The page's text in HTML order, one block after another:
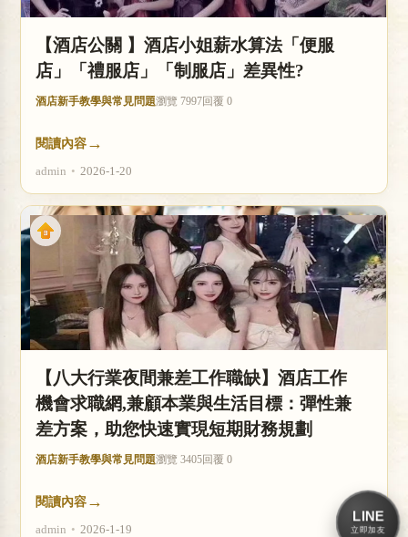
【酒店公關 】酒店小姐薪水算法「便服
店」「禮服店」「制服店」差異性?
酒店新手教學與常見問題瀏覽 7997回覆 0
閱讀內容 →
admin • 2026-1-20
【八大行業夜間兼差工作職缺】酒店工作
機會求職網,兼顧本業與生活目標：彈性兼
差方案，助您快速實現短期財務規劃
酒店新手教學與常見問題瀏覽 3405回覆 0
閱讀內容 →
admin • 2026-1-19
LINE
立即加友